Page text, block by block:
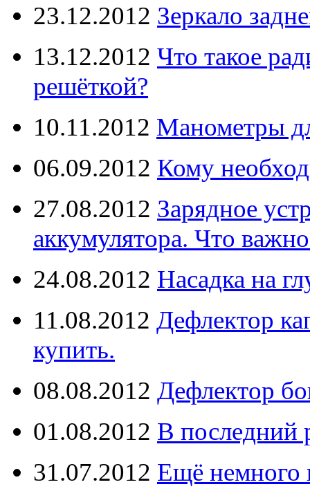
23.12.2012 Зеркало
13.12.2012 Что такое
решёткой?
10.11.2012 Манометры
06.09.2012 Кому
27.08.2012 Зарядное
аккумулятора. Что
24.08.2012 Насадка на
11.08.2012 Дефлектор
купить.
08.08.2012 Дефлектор
01.08.2012 В последний
31.07.2012 Ещё немного